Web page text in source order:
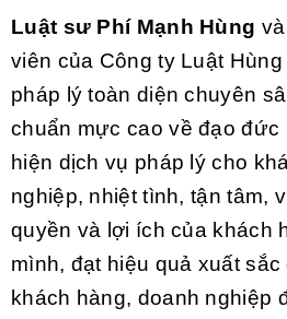
Luật sư Phí Mạnh Hùng
viên của Công ty Luật
pháp lý toàn diện chuyên
chuẩn mực cao về đạo đức
hiện dịch vụ pháp lý cho
nghiệp, nhiệt tình, tận tâm,
quyền và lợi ích của khách
mình, đạt hiệu quả xuất
khách hàng, doanh nghiệp